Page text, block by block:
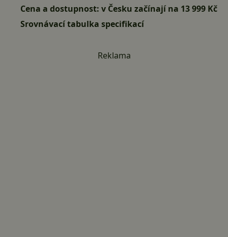
Cena a dostupnost: v Česku začínají na 13 999 Kč
Srovnávací tabulka specifikací
Reklama